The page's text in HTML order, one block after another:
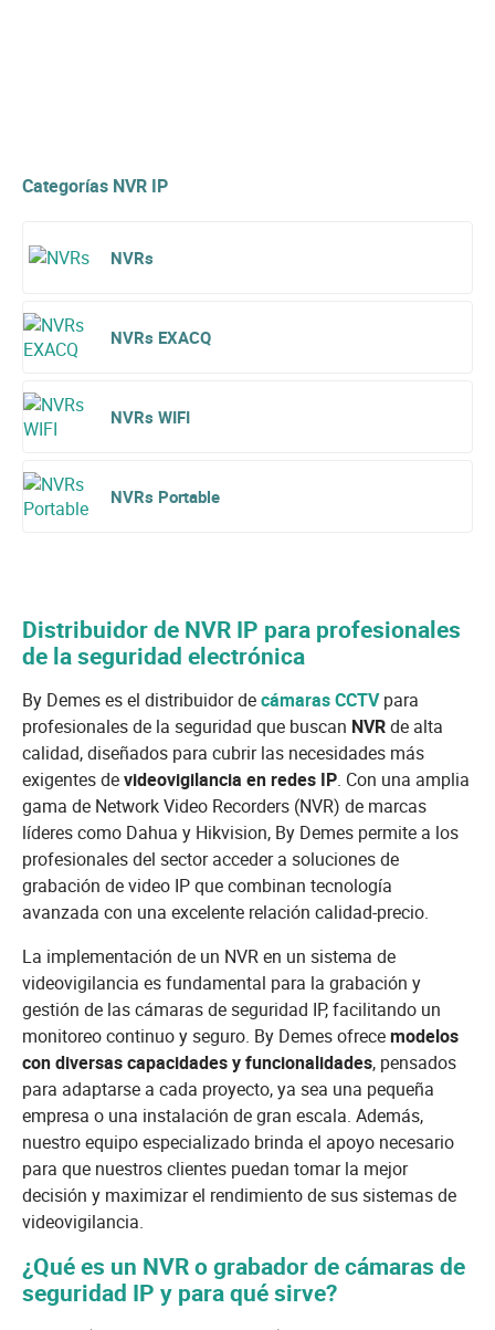
Categorías NVR IP
NVRs
NVRs EXACQ
NVRs WIFI
NVRs Portable
Distribuidor de NVR IP para profesionales
de la seguridad electrónica
By Demes es el distribuidor decámaras CCTVpara
profesionales de la seguridad que buscan NVRde alta
calidad, diseñados para cubrir las necesidades más
exigentes devideovigilancia en redes IP. Con una amplia
gama de Network Video Recorders (NVR) de marcas
líderes como Dahua y Hikvision, By Demes permite a los
profesionales del sector acceder a soluciones de
grabación de video IP que combinan tecnología
avanzada con una excelente relación calidad-precio.
La implementación de un NVR en un sistema de
videovigilancia es fundamental para la grabación y
gestión de las cámaras de seguridad IP, facilitando un
monitoreo continuo y seguro. By Demes ofrecemodelos
con diversas capacidades y funcionalidades, pensados
para adaptarse a cada proyecto, ya sea una pequeña
empresa o una instalación de gran escala. Además,
nuestro equipo especializado brinda el apoyo necesario
para que nuestros clientes puedan tomar la mejor
decisión y maximizar el rendimiento de sus sistemas de
videovigilancia.
¿Qué es un NVR o grabador de cámaras de
seguridad IP y para qué sirve?